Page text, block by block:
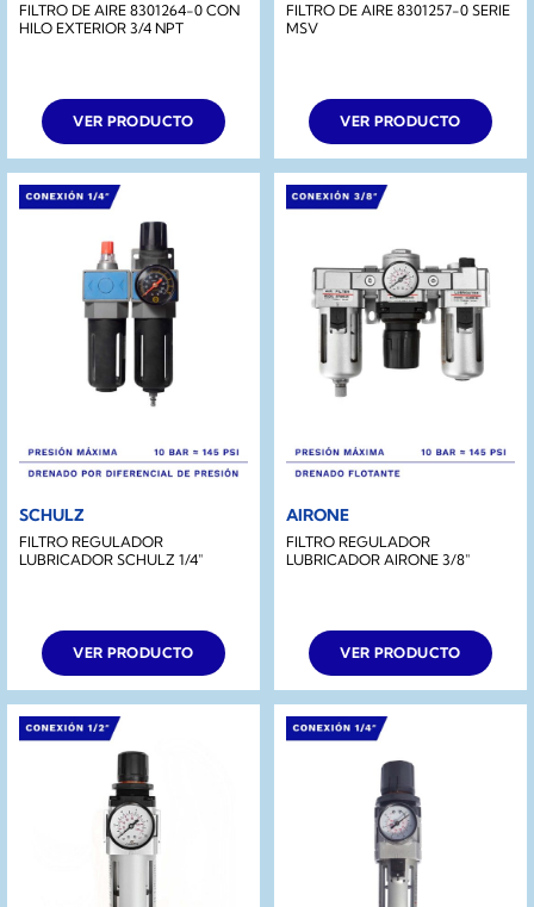
FILTRO DE AIRE 8301264-0 CON
HILO EXTERIOR 3/4 NPT
VER PRODUCTO
FILTRO DE AIRE 8301257-0 SERIE
MSV
VER PRODUCTO
SCHULZ
FILTRO REGULADOR
LUBRICADOR SCHULZ 1/4″
VER PRODUCTO
AIRONE
FILTRO REGULADOR
LUBRICADOR AIRONE 3/8″
VER PRODUCTO